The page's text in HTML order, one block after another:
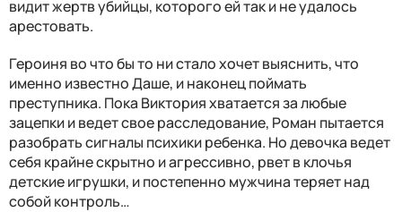
видит жертв убийцы, которого ей так и не удалось
арестовать.
Героиня во что бы то ни стало хочет выяснить, что
именно известно Даше, и наконец поймать
преступника. Пока Виктория хватается за любые
зацепки и ведет свое расследование, Роман пытается
разобрать сигналы психики ребенка. Но девочка ведет
себя крайне скрытно и агрессивно, рвет в клочья
детские игрушки, и постепенно мужчина теряет над
собой контроль…